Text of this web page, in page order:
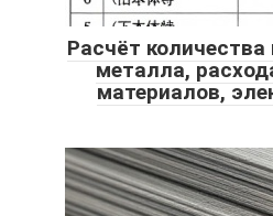
Расчёт
металла,
материалов,